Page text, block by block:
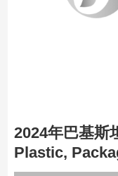
2024年巴基斯
Plastic,